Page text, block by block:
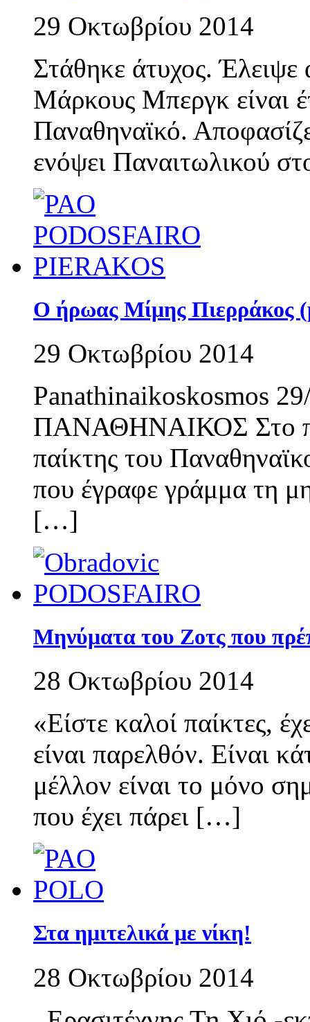
29 Οκτωβρίου 2014
Στάθηκε άτυχος.
Μάρκους Μπεργκ είναι
Παναθηναϊκό.
ενόψει Παναιτωλικού
Ο ήρωας Μίμης Πιερράκος
29 Οκτωβρίου 2014
Panathinaikoskosmos
ΠΑΝΑΘΗΝΑΙΚΟΣ Στο
παίκτης του
που έγραφε γράμμα τη
[…]
Μηνύματα του Ζοτς που
28 Οκτωβρίου 2014
«Είστε καλοί παίκτες,
είναι παρελθόν. Είναι
μέλλον είναι το μόνο
που έχει πάρει […]
Στα ημιτελικά με νίκη!
28 Οκτωβρίου 2014